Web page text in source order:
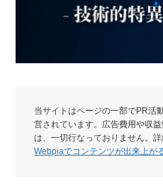
当サイトはページの一部でPR活
営されています。広告費用や収
は、一切行なっておりません。
Webpiaでコンテンツが出来上が